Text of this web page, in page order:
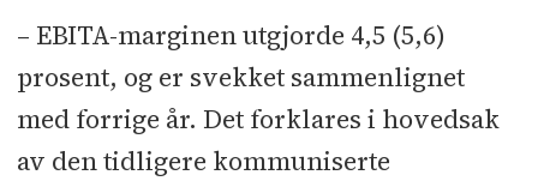
– EBITA-marginen utgjorde 4,5 (5,6)
prosent, og er svekket sammenlignet
med forrige år. Det forklares i hovedsak
av den tidligere kommuniserte